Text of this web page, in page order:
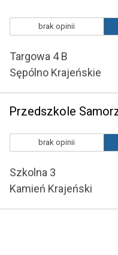
brak opinii
Targowa 4 B
Sępólno Krajeńskie
brak opinii
Szkolna 3
Kamień Krajeński